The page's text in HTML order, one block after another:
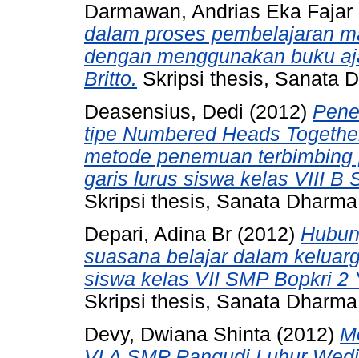
Darmawan, Andrias Eka Fajar
dalam proses pembelajaran
dengan menggunakan buku
Britto. Skripsi thesis, Sanata
Deasensius, Dedi (2012)
tipe Numbered Heads
metode penemuan
garis lurus siswa kelas VIII B
Skripsi thesis, Sanata
Depari, Adina Br (2012)
suasana belajar dalam
siswa kelas VII SMP Bopkri 2
Skripsi thesis, Sanata
Devy, Dwiana Shinta (2012)